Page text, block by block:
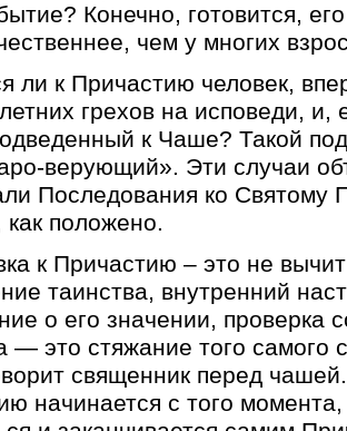
Конечно, готовится,
чем у многих
ли к Причастию человек,
грехов на исповеди,
к Чаше? Такой
верующий». Эти случаи
Последования ко
как положено.
к Причастию – это не
таинства, внутренний
о его значении, проверка
— это стяжание того самого
священник перед
начинается с того момента,